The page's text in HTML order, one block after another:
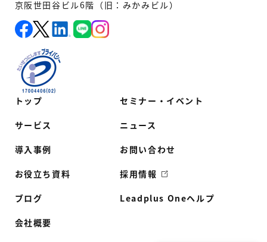
トップ
サービス
導入事例
お役立ち資料
ブログ
会社概要
セミナー・イベント
ニュース
お問い合わせ
採用情報
Leadplus Oneヘルプ
京阪世田谷ビル6階（旧：みかみビル）